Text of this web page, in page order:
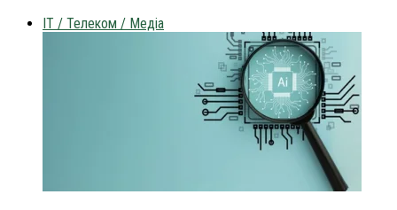
IT / Телеком / Медіа